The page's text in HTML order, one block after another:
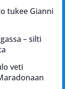
tukee Gianni
– silti
veti